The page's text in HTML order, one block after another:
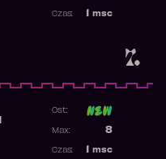
7.
msc
Czas:
Ost:
8
Max:
msc
Czas: